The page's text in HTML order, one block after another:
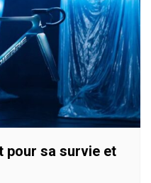
pour sa survie et